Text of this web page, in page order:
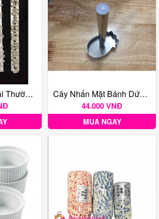
Bộ Nhấn Chữ Cái Thường + Số Màu Trắng Cây Nhấn Mặt Bánh Dứa Inox
44.000 VNĐ
MUA NGAY